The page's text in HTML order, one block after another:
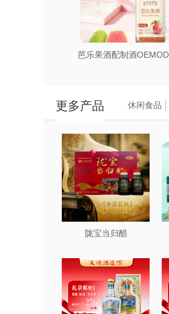
更多产品
陇宝当归醋
休闲食品